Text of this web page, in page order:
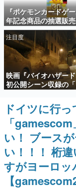
アプリセール情報
インタビュー
連載・
殿堂
SNS拡
ど。多
事をま
ゲー
名作ゲ
聞きし
きます
赫本
この物
の形を
新世
『ポケモンカードゲ
年記念商品の抽選販
時より開始。拡張パ
CELEBRATION」の
に、「プレミアムデッ
エーフィ・ブラッキ
「FUTURISTIC BOX
品
注目度
映画『バイオハザー
初公開シーン収録の
定」予告映像が解禁
日（8月10日）にあわ
「ラクーンシティ総
行く配達人の姿が披露
ドイツに行
「
い！ ブース
い！！！ 桁
すがヨーロッ
【